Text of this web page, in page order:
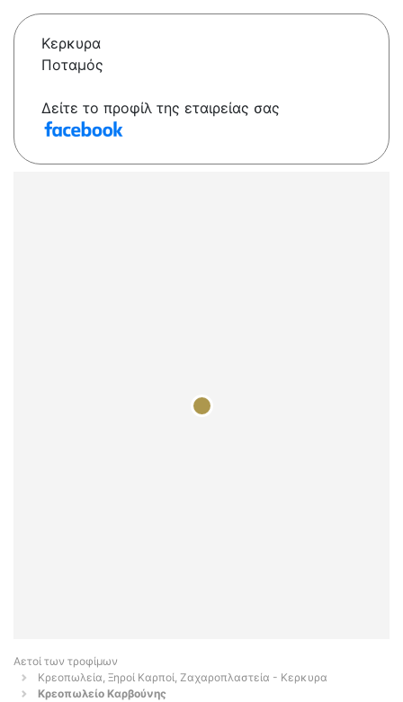
Κερκυρα
Ποταμός
Δείτε το προφίλ της εταιρείας σας
Αετοί των τροφίμων
Κρεοπωλεία, Ξηροί Καρποί, Ζαχαροπλαστεία - Κερκυρα
Κρεοπωλείο Καρβούνης